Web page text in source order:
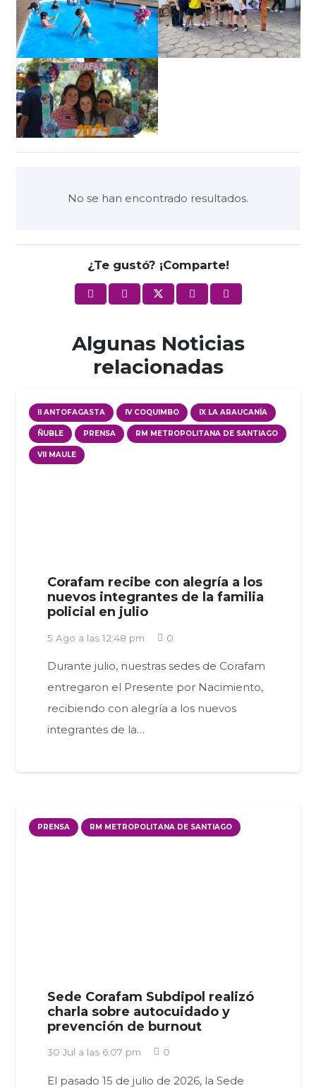
No se han encontrado resultados.
¿Te gustó? ¡Comparte!
Algunas Noticias
relacionadas
II ANTOFAGASTA IV COQUIMBO IX LA ARAUCANÍA
ÑUBLE PRENSA RM METROPOLITANA DE SANTIAGO
VII MAULE
Corafam recibe con alegría a los
nuevos integrantes de la familia
policial en julio
5 Ago a las 12:48 pm 0
Durante julio, nuestras sedes de Corafam
entregaron el Presente por Nacimiento,
recibiendo con alegría a los nuevos
integrantes de la…
PRENSA RM METROPOLITANA DE SANTIAGO
Sede Corafam Subdipol realizó
charla sobre autocuidado y
prevención de burnout
30 Jul a las 6:07 pm 0
El pasado 15 de julio de 2026, la Sede